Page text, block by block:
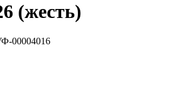
(жесть)
00004016